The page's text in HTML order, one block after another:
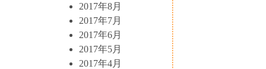
2017年8月
2017年7月
2017年6月
2017年5月
2017年4月